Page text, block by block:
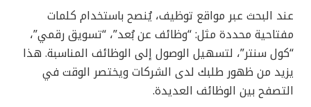
عند البحث عبر مواقع توظيف، يُنصح باستخدام كلمات
مفتاحية محددة مثل: “وظائف عن بُعد”، “تسويق رقمي”،
“كول سنتر”، لتسهيل الوصول إلى الوظائف المناسبة. هذا
يزيد من ظهور طلبك لدى الشركات ويختصر الوقت في
التصفح بين الوظائف العديدة.